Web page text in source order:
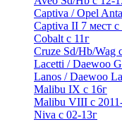
Captiva / Opel
Captiva II 7 мест с
Cobalt с 11г
Cruze Sd/Hb/Wag
Lacetti / Daewoo
Lanos / Daewoo
Malibu IX с 16г
Malibu VIII с
Niva с 02-13г